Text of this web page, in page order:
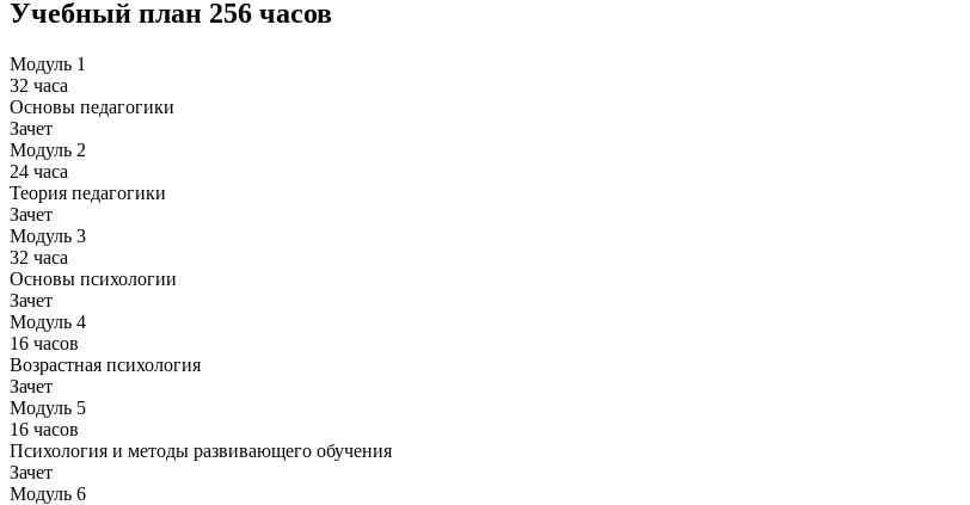
Учебный план 256 часов
Модуль 1
32 часа
Основы педагогики
Зачет
Модуль 2
24 часа
Теория педагогики
Зачет
Модуль 3
32 часа
Основы психологии
Зачет
Модуль 4
16 часов
Возрастная психология
Зачет
Модуль 5
16 часов
Психология и методы развивающего обучения
Зачет
Модуль 6